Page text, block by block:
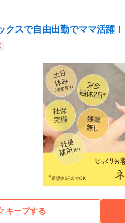
スで自由出勤でママ活躍！
キープする